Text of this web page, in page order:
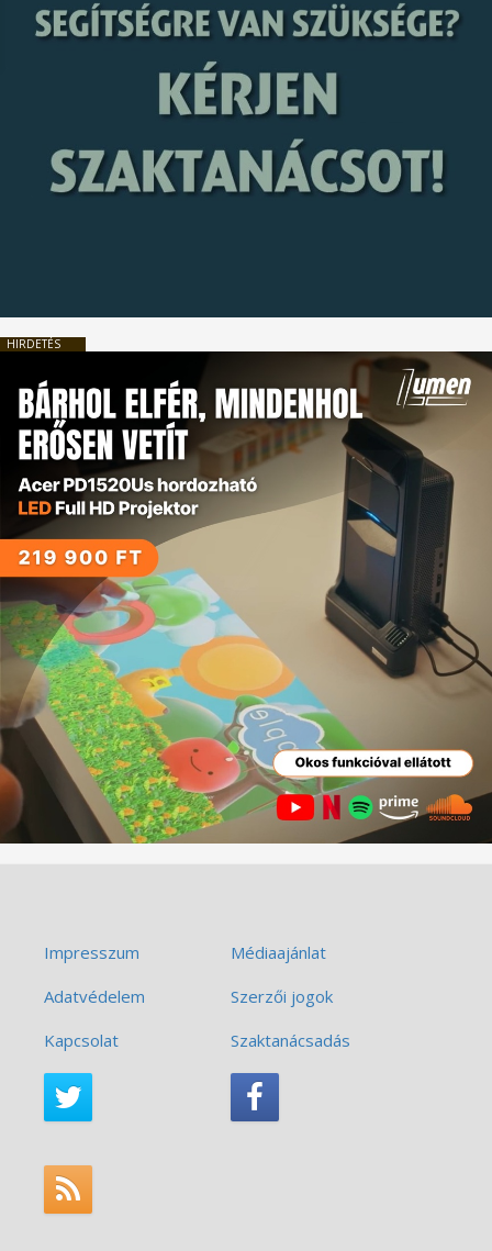
HIRDETÉS
Impresszum
Médiaajánlat
Adatvédelem
Szerzői jogok
Kapcsolat
Szaktanácsadás